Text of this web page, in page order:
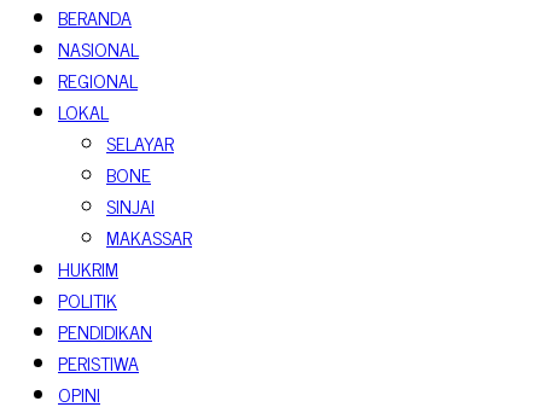
BERANDA
NASIONAL
REGIONAL
LOKAL
SELAYAR
BONE
SINJAI
MAKASSAR
HUKRIM
POLITIK
PENDIDIKAN
PERISTIWA
OPINI